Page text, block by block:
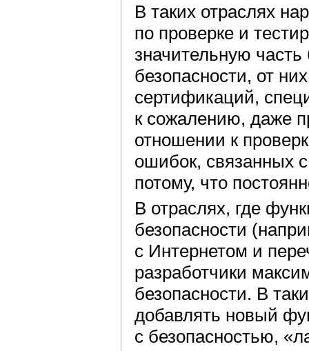
В таких отраслях
по проверке и
значительную
безопасности, от
сертификаций,
к сожалению, даже
отношении к
ошибок, связанных
потому, что
В отраслях, где
безопасности
с Интернетом и
разработчики
безопасности. В
добавлять новый
с безопасностью,